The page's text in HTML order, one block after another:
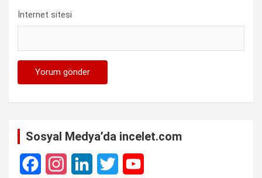
İnternet sitesi
Sosyal Medya’da incelet.com